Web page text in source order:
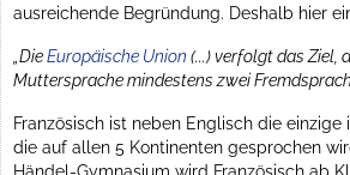
ausreichende Begründung. Deshalb hier
„DieEuropäische Union (...) verfolgt das Ziel,
Muttersprache mindestens zwei
Französisch ist neben Englisch die einzige
die auf allen 5 Kontinenten gesprochen
Händel-Gymnasium wird Französisch ab